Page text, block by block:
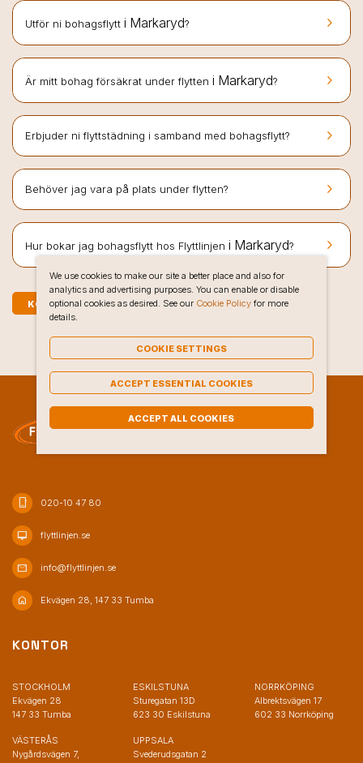
keyboard_arrow_right
Utför ni bohagsflytt i Markaryd?
keyboard_arrow_right
Är mitt bohag försäkrat under flytten i Markaryd?
keyboard_arrow_right
Erbjuder ni flyttstädning i samband med bohagsflytt?
keyboard_arrow_right
Behöver jag vara på plats under flytten?
keyboard_arrow_right
Hur bokar jag bohagsflytt hos Flyttlinjen i Markaryd?
KOSTNADSFRI OFFERT PÅ BOHAGSFLYTT I MARKARYD
phone_iphone 020-10 47 80
desktop_mac flyttlinjen.se
mail info@flyttlinjen.se
home Ekvägen 28, 147 33 Tumba
KONTOR
STOCKHOLM
Ekvägen 28
147 33 Tumba
VÄSTERÅS
Nygårdsvägen 7,
ESKILSTUNA
Sturegatan 13D
623 30 Eskilstuna
UPPSALA
Svederudsgatan 2
NORRKÖPING
Albrektsvägen 17
602 33 Norrköping
We use cookies to make our site a better place and also for
analytics and advertising purposes. You can enable or disable
optional cookies as desired. See our Cookie Policyfor more
details.
COOKIE SETTINGS
ACCEPT ESSENTIAL COOKIES
ACCEPT ALL COOKIES